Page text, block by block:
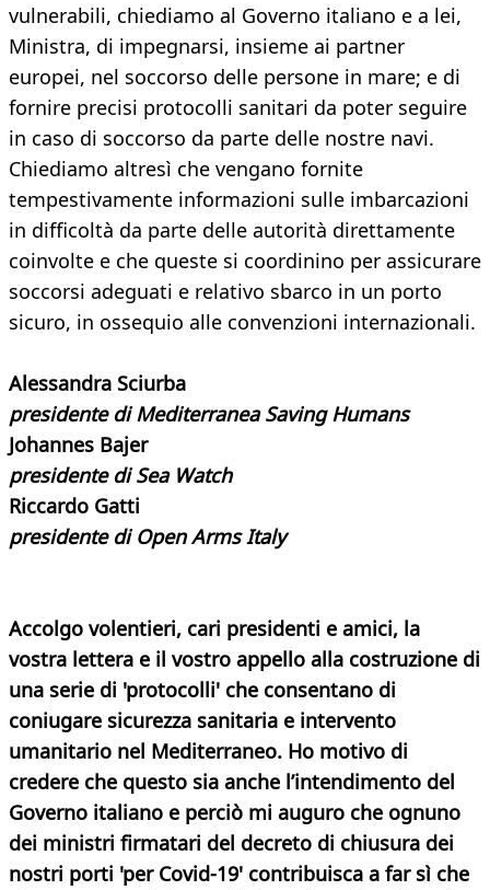
vulnerabili, chiediamo al Governo italiano e a lei,
Ministra, di impegnarsi, insieme ai partner
europei, nel soccorso delle persone in mare; e di
fornire precisi protocolli sanitari da poter seguire
in caso di soccorso da parte delle nostre navi.
Chiediamo altresì che vengano fornite
tempestivamente informazioni sulle imbarcazioni
in difficoltà da parte delle autorità direttamente
coinvolte e che queste si coordinino per assicurare
soccorsi adeguati e relativo sbarco in un porto
sicuro, in ossequio alle convenzioni internazionali.
Alessandra Sciurba
presidente di Mediterranea Saving Humans
Johannes Bajer
presidente di Sea Watch
Riccardo Gatti
presidente di Open Arms Italy
Accolgo volentieri, cari presidenti e amici, la
vostra lettera e il vostro appello alla costruzione di
una serie di 'protocolli' che consentano di
coniugare sicurezza sanitaria e intervento
umanitario nel Mediterraneo. Ho motivo di
credere che questo sia anche l’intendimento del
Governo italiano e perciò mi auguro che ognuno
dei ministri firmatari del decreto di chiusura dei
nostri porti 'per Covid-19' contribuisca a far sì che